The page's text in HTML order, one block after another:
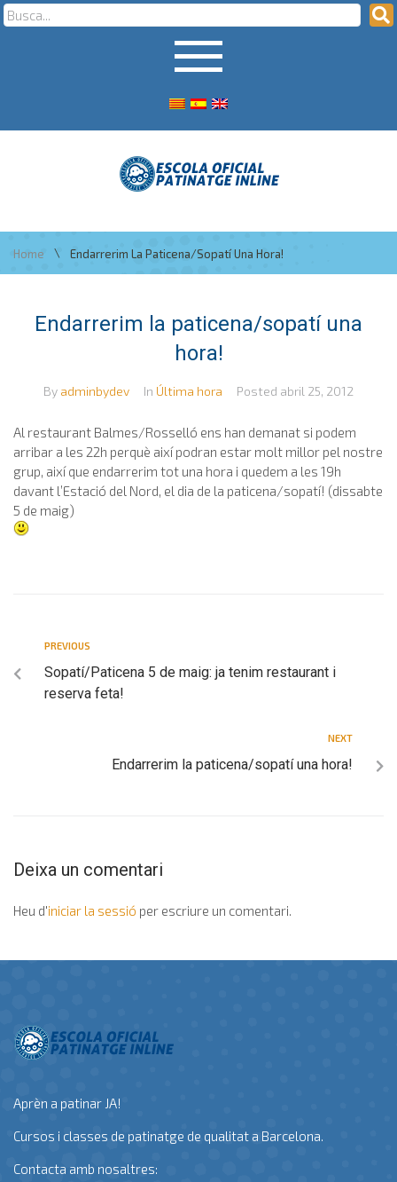
Home \ Endarrerim La Paticena/sopatí Una Hora!
Endarrerim la paticena/sopatí una
hora!
By adminbydev In Última hora Posted abril 25, 2012
Al restaurant Balmes/Rosselló ens han demanat si podem
arribar a les 22h perquè així podran estar molt millor pel nostre
grup, així que endarrerim tot una hora i quedem a les 19h
davant l’Estació del Nord, el dia de la paticena/sopatí! (dissabte
5 de maig)
PREVIOUS
Sopatí/Paticena 5 de maig: ja tenim restaurant i
reserva feta!
NEXT
Endarrerim la paticena/sopatí una hora!
Deixa un comentari
Heu d'iniciar la sessió per escriure un comentari.
Aprèn a patinar JA!
Cursos i classes de patinatge de qualitat a Barcelona.
Contacta amb nosaltres: